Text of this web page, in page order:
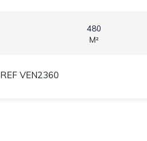
480
M²
REF VEN2360